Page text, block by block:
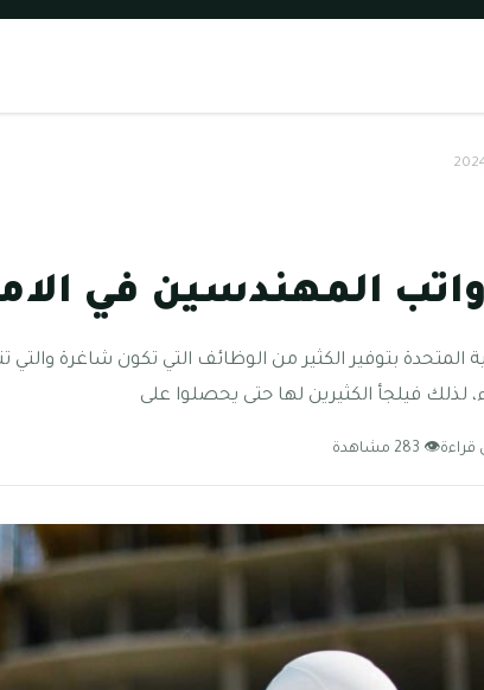
المهندسين في
المتحدة بتوفير الكثير من الوظائف التي تكون شاغرة
لذلك فيلجأ الكثيرين لها حتى يحصلوا على
👁 283 مشاهدة